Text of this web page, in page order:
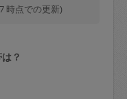
場合、毎週定
1回までキャ
時点での更新)
？